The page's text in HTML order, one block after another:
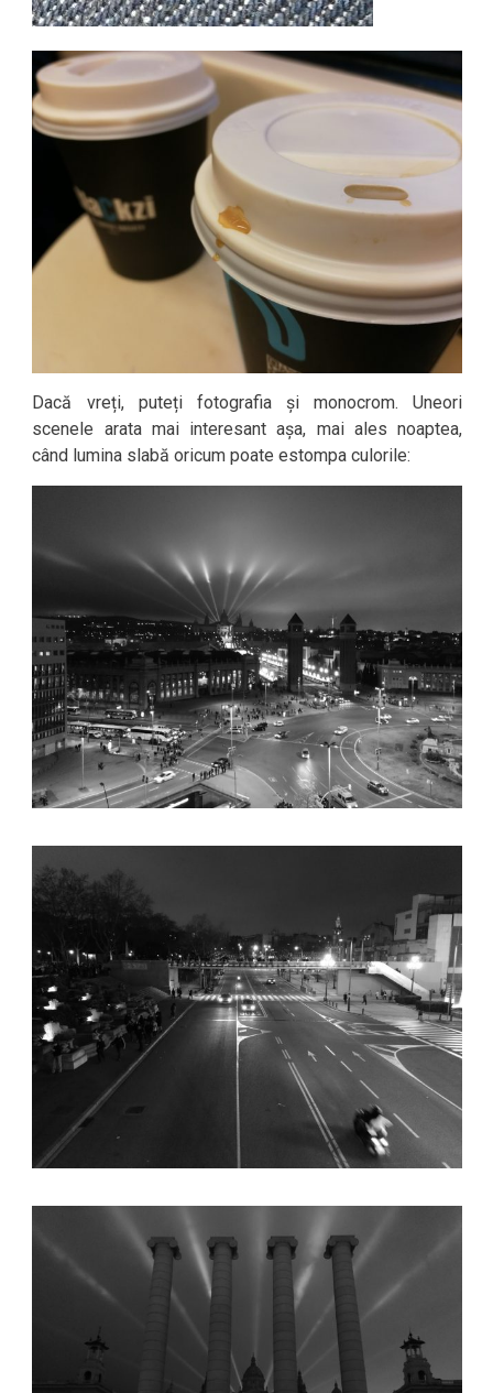
Dacă vreți, puteți fotografia și monocrom. Uneori
scenele arata mai interesant așa, mai ales noaptea,
când lumina slabă oricum poate estompa culorile: